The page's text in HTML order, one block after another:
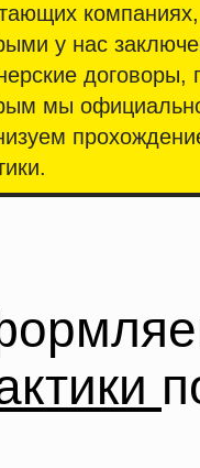
у нас
договоры,
мы